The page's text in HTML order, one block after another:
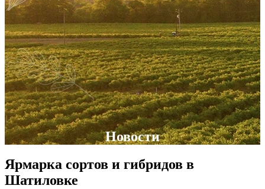
Новости
Ярмарка сортов и гибридов в
Шатиловке